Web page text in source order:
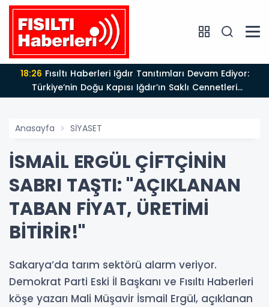
18:26
Türkiye’nin Doğu Kapısı Iğdır’ın Saklı Cennetleri
Keşfedilmeyi Bekliyor
Anasayfa SİYASET
İSMAİL ERGÜL ÇİFTÇİNİN
SABRI TAŞTI: "AÇIKLANAN
TABAN FİYAT, ÜRETİMİ
BİTİRİR!"
Sakarya’da tarım sektörü alarm veriyor.
Demokrat Parti Eski İl Başkanı ve Fısıltı Haberleri
köşe yazarı Mali Müşavir İsmail Ergül, açıklanan